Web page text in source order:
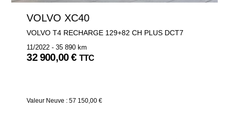
VOLVO XC40
VOLVO T4 RECHARGE 129+82 CH PLUS DCT7
11/2022 - 35 890 km
32 900,00 € TTC
Valeur Neuve : 57 150,00 €